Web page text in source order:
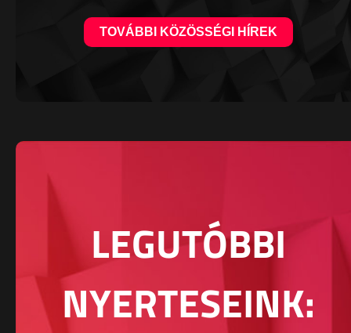
TOVÁBBI KÖZÖSSÉGI HÍREK
LEGUTÓBBI
NYERTESEINK: